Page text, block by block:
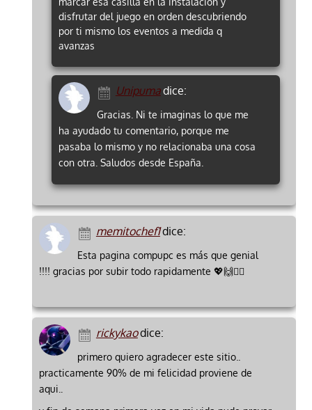
disfrutar del juego en orden descubriendo
por ti mismo los eventos a medida q
avanzas
Unipumadice:
Gracias. Ni te imaginas lo que me
ha ayudado tu comentario, porque me
pasaba lo mismo y no relacionaba una cosa
con otra. Saludos desde España.
memitochef1dice:
Esta pagina compupc es más que genial
!!!! gracias por subir todo rapidamente 💖🙌🙋‍♂️
rickykaodice:
primero quiero agradecer este sitio..
practicamente 90% de mi felicidad proviene de
aqui..